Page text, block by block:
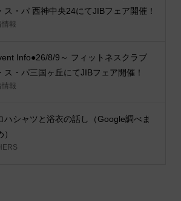
ス・パ 西神中央24にてJIBフェア開催！
報
Info●26/8/9～ フィットネスクラブ
ス・パ三国ヶ丘にてJIBフェア開催！
報
ハシャツと浴衣の話し（Google調べま